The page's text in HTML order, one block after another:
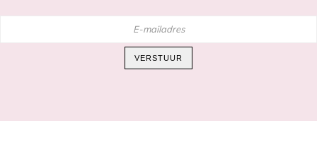
mailadres
VERSTUUR